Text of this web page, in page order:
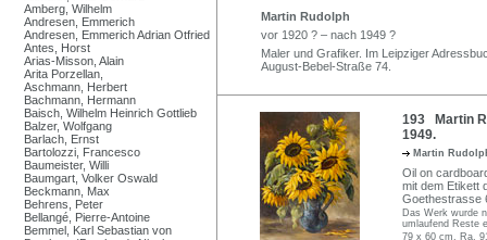
Amberg, Wilhelm
Andresen, Emmerich
Andresen, Emmerich Adrian Otfried
Antes, Horst
Arias-Misson, Alain
Arita Porzellan,
Aschmann, Herbert
Bachmann, Hermann
Baisch, Wilhelm Heinrich Gottlieb
Balzer, Wolfgang
Barlach, Ernst
Bartolozzi, Francesco
Baumeister, Willi
Baumgart, Volker Oswald
Beckmann, Max
Behrens, Peter
Bellangé, Pierre-Antoine
Bemmel, Karl Sebastian von
Martin Rudolph
vor 1920 ? – nach 1949 ?
Maler und Grafiker. Im Leipziger
August-Bebel-Straße 74.
193 Martin
1949.
Martin
Oil on
mit dem Etikett
Goethestrasse
Das Werk wurde
umlaufend Reste
79 x 60 cm, Ra.